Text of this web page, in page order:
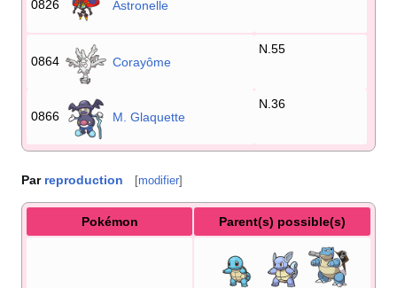
0826 Astronelle
0864 Corayôme
N.55
0866 M. Glaquette
N.36
Par reproduction [modifier]
Pokémon Parent(s) possible(s)